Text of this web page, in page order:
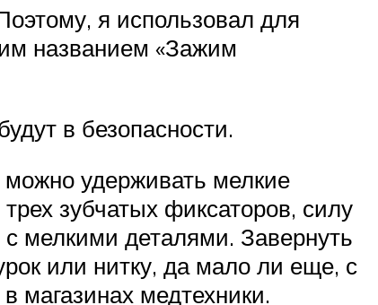
я использовал для
названием «Зажим
в безопасности.
можно удерживать мелкие
зубчатых фиксаторов, силу
мелкими деталями. Завернуть
или нитку, да мало ли еще, с
магазинах медтехники.